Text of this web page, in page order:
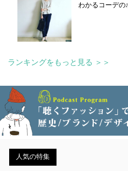
わかるコーデの
ランキングをもっと見る ＞＞
人気の特集